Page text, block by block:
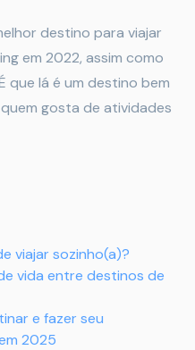
destino para viajar
em 2022, assim como
que lá é um destino bem
gosta de atividades
viajar sozinho(a)?
vida entre destinos de
e fazer seu
2025